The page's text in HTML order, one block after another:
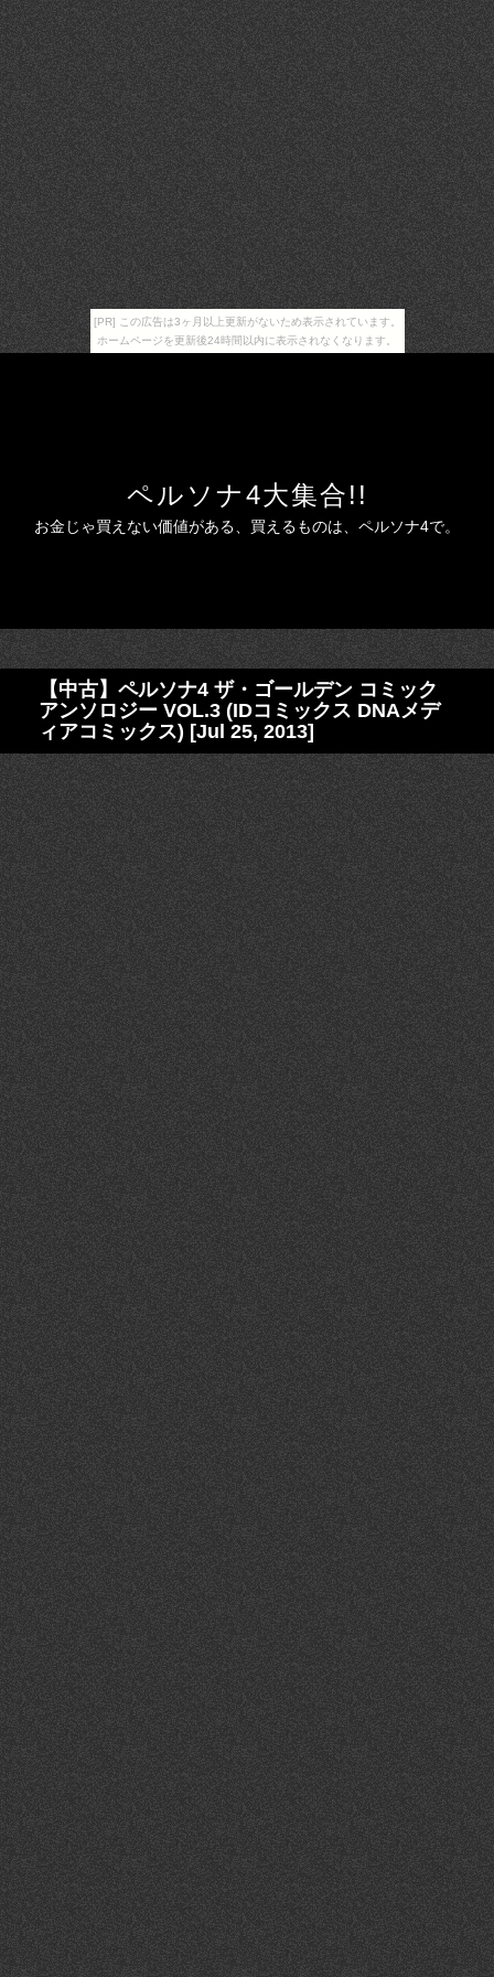
[PR] この広告は3ヶ月以上更新がないため表示されています。
ホームページを更新後24時間以内に表示されなくなります。
ペルソナ4大集合!!
お金じゃ買えない価値がある、買えるものは、ペルソナ4で。
【中古】ペルソナ4 ザ・ゴールデン コミック
アンソロジー VOL.3 (IDコミックス DNAメデ
ィアコミックス) [Jul 25, 2013]